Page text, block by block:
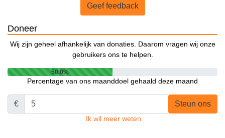
Geef feedback
Doneer
Wij zijn geheel afhankelijk van donaties. Daarom vragen wij onze
gebruikers ons te helpen.
50.0%
Percentage van ons maanddoel gehaald deze maand
€ Steun ons
Ik wil meer weten